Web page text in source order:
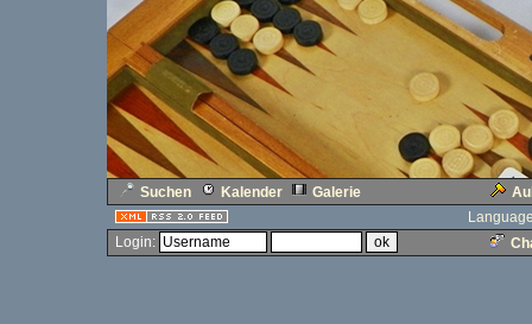
Suchen Kalender Galerie
Login: